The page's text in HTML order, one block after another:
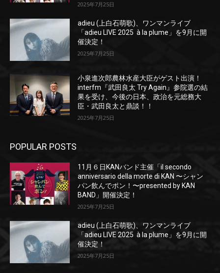
2025年7月25日
adieu (上白石萌歌)、ワンマンライブ
「adieu LIVE 2025 à la plume」を9月に開
催決定！
2025年7月25日
小泉進次郎農林水産大臣がゲスト出演！
interfm『武田良太 Try Again』参院選の結
果を受け、今後の日本、政治を元総務大
臣・武田良太と鼎談！！
2025年7月25日
POPULAR POSTS
11月６日KANバンド主催「il secondo
anniversario della morte di KAN 〜シャン
パン飲んでポン！〜presented by KAN
BAND」開催決定！
2025年7月25日
adieu (上白石萌歌)、ワンマンライブ
「adieu LIVE 2025 à la plume」を9月に開
催決定！
2025年7月25日